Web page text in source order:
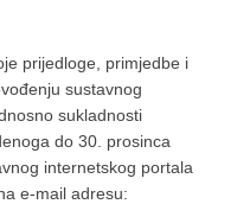
prijedloge, primjedbe i
sustavnog
sukladnosti
do 30. prosinca
internetskog portala
e-mail adresu: